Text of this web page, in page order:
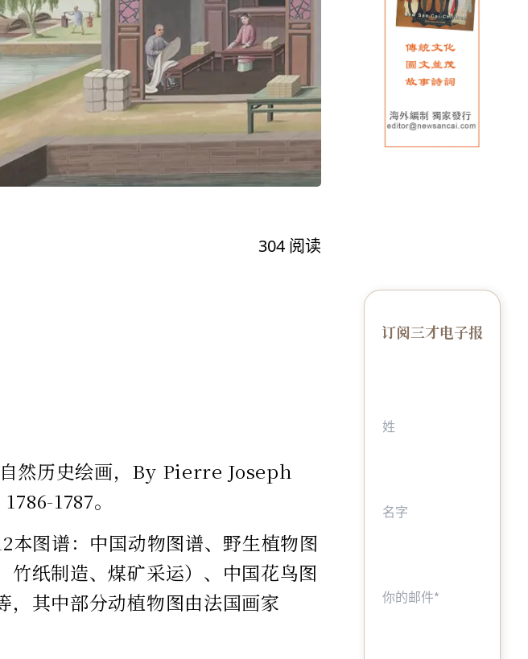
304 阅读
历史绘画，By Pierre Joseph
1787。
本图谱：中国动物图谱、野生植物图
竹纸制造、煤矿采运）、中国花鸟图
，其中部分动植物图由法国画家
订阅三才电子报